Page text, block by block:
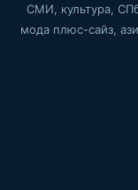
СМИ, культура,
мода плюс-сайз,